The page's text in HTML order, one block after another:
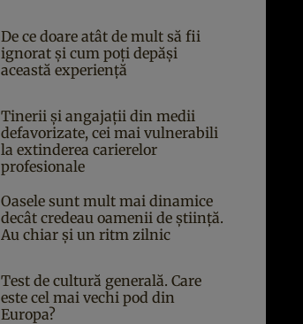
De ce doare atât de mult să fii
ignorat și cum poți depăși
această experiență
Tinerii și angajații din medii
defavorizate, cei mai vulnerabili
la extinderea carierelor
profesionale
Oasele sunt mult mai dinamice
decât credeau oamenii de știință.
Au chiar și un ritm zilnic
Test de cultură generală. Care
este cel mai vechi pod din
Europa?